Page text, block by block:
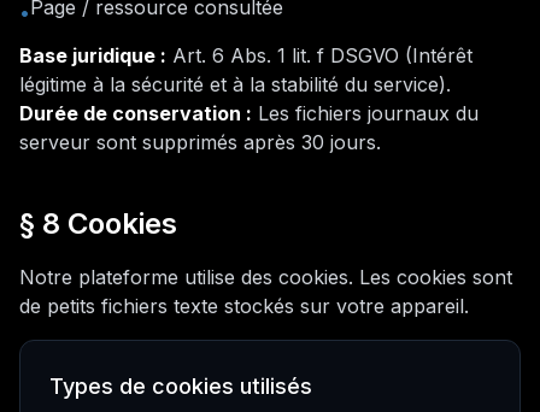
• Page / ressource consultée
Base juridique : Art. 6 Abs. 1 lit. f DSGVO (Intérêt
légitime à la sécurité et à la stabilité du service).
Durée de conservation : Les fichiers journaux du
serveur sont supprimés après 30 jours.
§ 8 Cookies
Notre plateforme utilise des cookies. Les cookies sont
de petits fichiers texte stockés sur votre appareil.
Types de cookies utilisés